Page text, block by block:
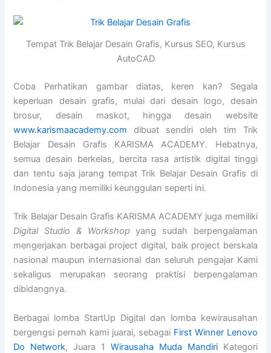
Tempat Trik Belajar Desain Grafis, Kursus SEO, Kursus
AutoCAD
Coba Perhatikan gambar diatas, keren kan? Segala
keperluan desain grafis, mulai dari desain logo, desain
brosur, desain maskot, hingga desain website
www.karismaacademy.com dibuat sendiri oleh tim Trik
Belajar Desain Grafis KARISMA ACADEMY. Hebatnya,
semua desain berkelas, bercita rasa artistik digital tinggi
dan tentu saja jarang tempat Trik Belajar Desain Grafis di
Indonesia yang memiliki keunggulan seperti ini.
Trik Belajar Desain Grafis KARISMA ACADEMY juga memiliki
Digital Studio & Workshop yang sudah berpengalaman
mengerjakan berbagai project digital, baik project berskala
nasional maupun internasional dan seluruh pengajar Kami
sekaligus merupakan seorang praktisi berpengalaman
dibidangnya.
Berbagai lomba StartUp Digital dan lomba kewirausahan
bergengsi pernah kami juarai, sebagai First Winner Lenovo
Do Network, Juara 1 Wirausaha Muda MandiriKategori